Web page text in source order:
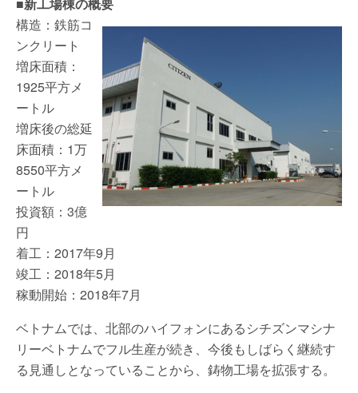
構造：鉄筋コ
ンクリート
増床面積：
1925平方メ
ートル
増床後の総延
床面積：1万
8550平方メ
ートル
投資額：3億
円
着工：2017年9月
竣工：2018年5月
稼動開始：2018年7月
ベトナムでは、北部のハイフォンにあるシチズンマシナ
リーベトナムでフル生産が続き、今後もしばらく継続す
る見通しとなっていることから、鋳物工場を拡張する。